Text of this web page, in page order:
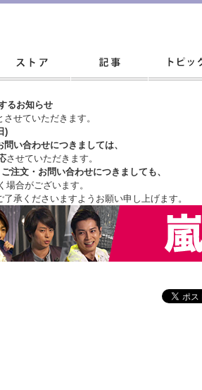
るお知らせ
せていただきます。
)
い合わせにつきましては、
させていただきます。
注文・ お問い合わせにつきましても、
場合がございます。
了承くださいますようお願い申し上げます。